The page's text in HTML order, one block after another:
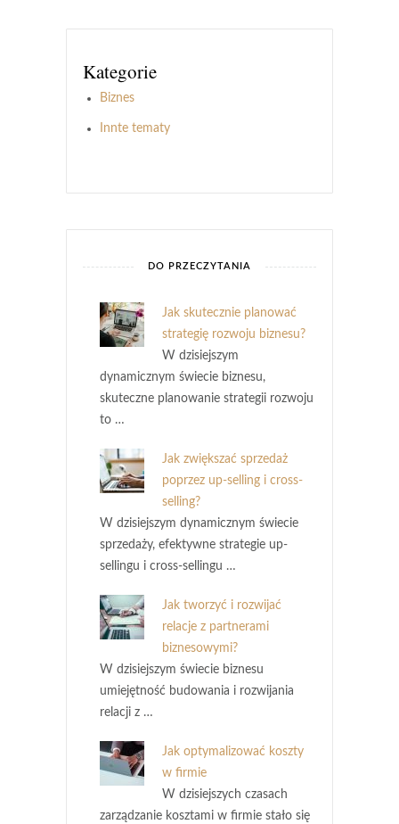
Kategorie
Biznes
Innte tematy
DO PRZECZYTANIA
Jak skutecznie planować
strategię rozwoju biznesu?
W dzisiejszym
dynamicznym świecie biznesu,
skuteczne planowanie strategii rozwoju
to …
Jak zwiększać sprzedaż
poprzez up-selling i cross-
selling?
W dzisiejszym dynamicznym świecie
sprzedaży, efektywne strategie up-
sellingu i cross-sellingu …
Jak tworzyć i rozwijać
relacje z partnerami
biznesowymi?
W dzisiejszym świecie biznesu
umiejętność budowania i rozwijania
relacji z …
Jak optymalizować koszty
w firmie
W dzisiejszych czasach
zarządzanie kosztami w firmie stało się